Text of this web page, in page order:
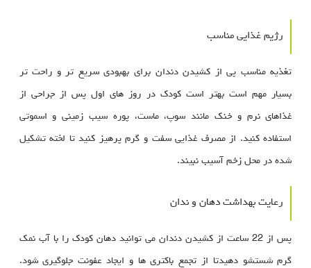
رژیم غذایی مناسب
تغذیه مناسب پی از کشیدن دندان برای بهبودی سریع تر و راحت تر
بسیار مهم است بهتر است کودک در روز های اول پس از جراحی از
غذاهای نرم و خنک مانند سوپ، ماست، پوره سیب زمینی و اسموتی
استفاده کنید. از مصرف غذایی سفت و گرم پرهیز کنید تا لخته تشکیل
شده در محل زخم آسیب نبیند.
رعایت بهداشت دهان و ندان
پس از 22 ساعت از کشیدن دندان می توانید دهان کودک را با آب نمک
گرم شستشو دهیدتا از تجمع باکتری ها و ایجاد عفونت جلوگیری شود.